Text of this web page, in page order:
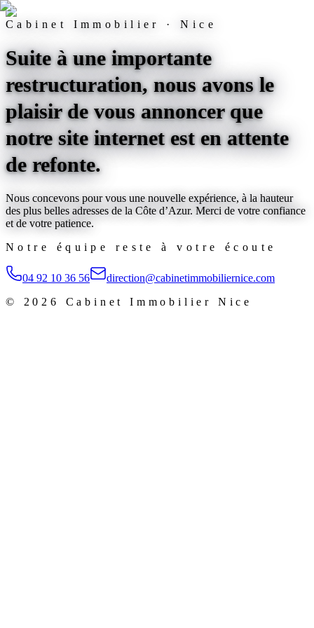
Cabinet Immobilier · Nice
Suite à une importante
restructuration, nous avons le
plaisir de vous annoncer que
notre site internet est en attente
de refonte.
Nous concevons pour vous une nouvelle expérience, à la hauteur
des plus belles adresses de la Côte d’Azur. Merci de votre confiance
et de votre patience.
Notre équipe reste à votre écoute
04 92 10 36 56
direction@cabinetimmobiliernice.com
© 2026 Cabinet Immobilier Nice